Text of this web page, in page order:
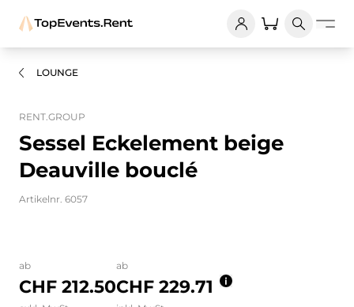
LOUNGE
RENT.GROUP
Sessel Eckelement beige
Deauville bouclé
Artikelnr. 6057
ab
CHF 212.50
ab
CHF 229.71